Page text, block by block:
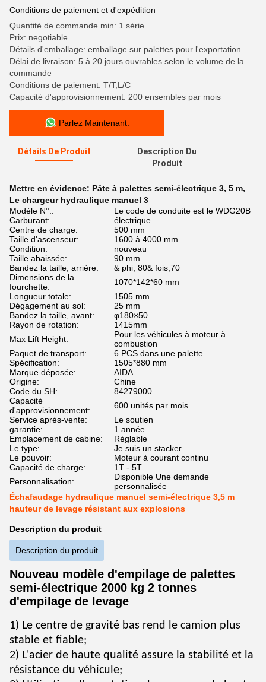
Conditions de paiement et d'expédition
Quantité de commande min: 1 série
Prix: negotiable
Détails d'emballage: emballage sur palettes pour l'exportation
Délai de livraison: 5 à 20 jours ouvrables selon le volume de la
commande
Conditions de paiement: T/T,L/C
Capacité d'approvisionnement: 200 ensembles par mois
Parlez Maintenant.
Détails De Produit
Description Du
Produit
Mettre en évidence: Pâte à palettes semi-électrique 3, 5 m,
Le chargeur hydraulique manuel 3
Modèle N°.:
Le code de conduite est le WDG20B
Carburant:
électrique
Centre de charge:
500 mm
Taille d'ascenseur:
1600 à 4000 mm
Condition:
nouveau
Taille abaissée:
90 mm
Bandez la taille, arrière:
& phi; 80& fois;70
Dimensions de la
fourchette:
1070*142*60 mm
Longueur totale:
1505 mm
Dégagement au sol:
25 mm
Bandez la taille, avant:
φ180×50
Rayon de rotation:
1415mm
Max Lift Height:
Pour les véhicules à moteur à
combustion
Paquet de transport:
6 PCS dans une palette
Spécification:
1505*880 mm
Marque déposée:
AIDA
Origine:
Chine
Code du SH:
84279000
Capacité
d'approvisionnement:
600 unités par mois
Service après-vente:
Le soutien
garantie:
1 année
Emplacement de cabine:
Réglable
Le type:
Je suis un stacker.
Le pouvoir:
Moteur à courant continu
Capacité de charge:
1T - 5T
Personnalisation:
Disponible Une demande
personnalisée
Échafaudage hydraulique manuel semi-électrique 3,5 m
hauteur de levage résistant aux explosions
Description du produit
Description du produit
Nouveau modèle d'empilage de palettes
semi-électrique 2000 kg 2 tonnes
d'empilage de levage
1) Le centre de gravité bas rend le camion plus
stable et fiable;
2) L'acier de haute qualité assure la stabilité et la
résistance du véhicule;